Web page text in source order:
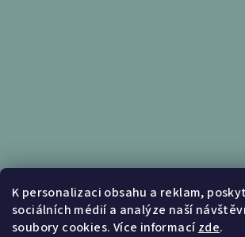
K personalizaci obsahu a reklam,
sociálních médií a analýze naší
soubory cookies. Více informacízde.
Informace pro vás
Obchodní podmínky